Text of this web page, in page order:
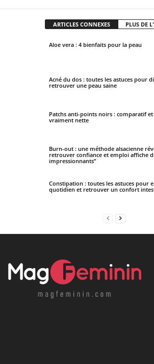
ARTICLES CONNEXES PLUS DE
Aloe vera : 4 bienfaits pour la peau
Acné du dos : toutes les astuces pour
retrouver une peau saine
Patchs anti-points noirs : comparatif
vraiment nette
Burn-out : une méthode alsacienne
retrouver confiance et emploi affiche
impressionnants”
Constipation : toutes les astuces pour
quotidien et retrouver un confort